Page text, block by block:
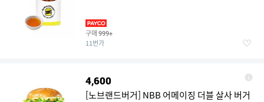
구매 999+
11번가
4,600
[노브랜드버거] NBB 어메이징 더블 살사 버거